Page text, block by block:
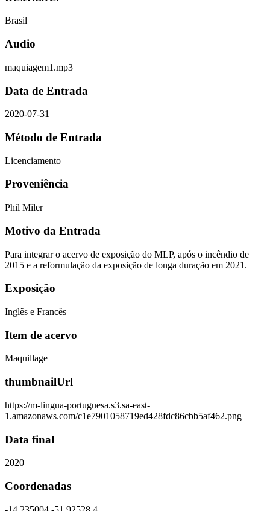
Brasil
Audio
maquiagem1.mp3
Data de Entrada
2020-07-31
Método de Entrada
Licenciamento
Proveniência
Phil Miler
Motivo da Entrada
Para integrar o acervo de exposição do MLP, após o incêndio de
2015 e a reformulação da exposição de longa duração em 2021.
Exposição
Inglês e Francês
Item de acervo
Maquillage
thumbnailUrl
https://m-lingua-portuguesa.s3.sa-east-
1.amazonaws.com/c1e7901058719ed428fdc86cbb5af462.png
Data final
2020
Coordenadas